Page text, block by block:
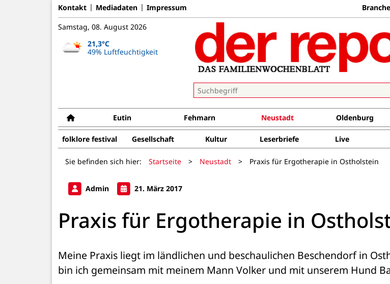
Kontakt Mediadaten Impressum
Samstag, 08. August 2026
21,3°C
49% Luftfeuchtigkeit
Eutin Fehmarn Neustadt Oldenburg
folklore festival Gesellschaft Kultur Leserbriefe Live
Sie befinden sich hier: Startseite > Neustadt > Praxis für Ergotherapie in Ostholstein
Admin 21. März 2017
Praxis für Ergotherapie in
Meine Praxis liegt im ländlichen und beschaulichen Beschendorf in
bin ich gemeinsam mit meinem Mann Volker und mit unserem Hund